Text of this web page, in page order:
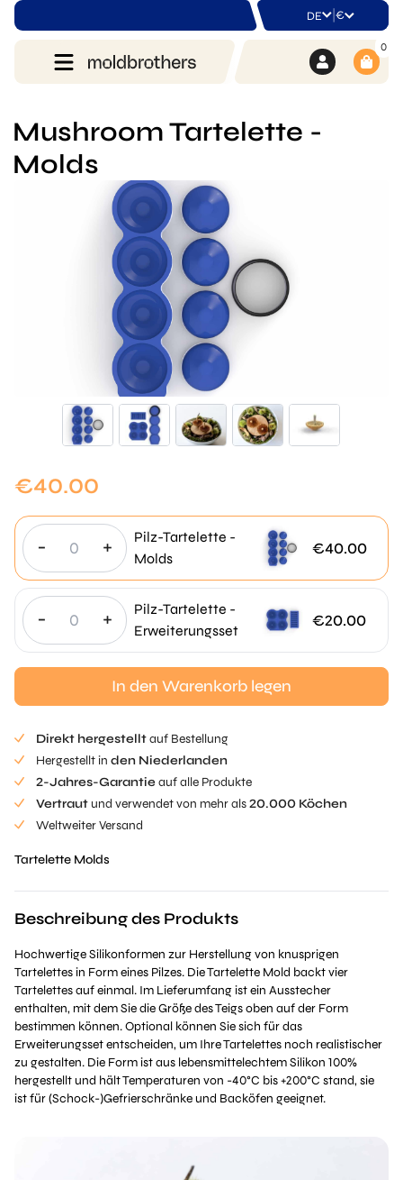
DE | €
0
Mushroom Tartelette -
Molds
€40.00
- +
Pilz-Tartelette -
Molds
€40.00
- +
Pilz-Tartelette -
Erweiterungsset
€20.00
In den Warenkorb legen
Direkt hergestelltauf Bestellung
Hergestellt in den Niederlanden
2-Jahres-Garantieauf alle Produkte
Vertraut und verwendet von mehr als20.000 Köchen
Weltweiter Versand
Tartelette Molds
Beschreibung des Produkts
Hochwertige Silikonformen zur Herstellung von knusprigen
Tartelettes in Form eines Pilzes. Die Tartelette Mold backt vier
Tartelettes auf einmal. Im Lieferumfang ist ein Ausstecher
enthalten, mit dem Sie die Größe des Teigs oben auf der Form
bestimmen können. Optional können Sie sich für das
Erweiterungsset entscheiden, um Ihre Tartelettes noch realistischer
zu gestalten. Die Form ist aus lebensmittelechtem Silikon 100%
hergestellt und hält Temperaturen von -40°C bis +200°C stand, sie
ist für (Schock-)Gefrierschränke und Backöfen geeignet.